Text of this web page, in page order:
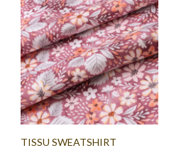
TISSU SWEATSHIRT